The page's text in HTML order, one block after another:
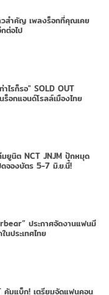
สำคัญ เพลงร็อกที่คุณเคย
ต่อไป
ไรก็รอ" SOLD OUT
อกแอนด์โรลล์เมืองไทย
ยูนิต NCT JNJM ปักหมุด
จองบัตร 5-7 มิ.ย.นี้!
ประกาศจัดงานแฟนมี
ประเทศไทย
คัมแบ็ก! เตรียมจัดแฟนคอน